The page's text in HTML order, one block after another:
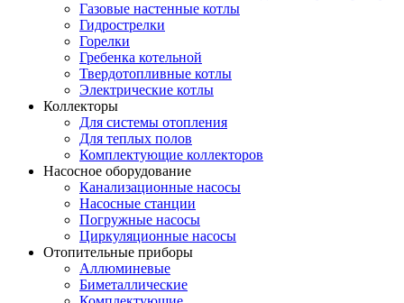
Газовые настенные котлы
Гидрострелки
Горелки
Гребенка котельной
Твердотопливные котлы
Электрические котлы
Коллекторы
Для системы отопления
Для теплых полов
Комплектующие коллекторов
Насосное оборудование
Канализационные насосы
Насосные станции
Погружные насосы
Циркуляционные насосы
Отопительные приборы
Аллюминевые
Биметаллические